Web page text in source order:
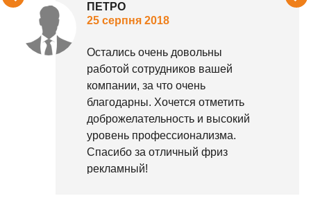
ПЕТРО
25 серпня 2018
Остались очень довольны
работой сотрудников вашей
компании, за что очень
благодарны. Хочется отметить
доброжелательность и высокий
уровень профессионализма.
Спасибо за отличный фриз
рекламный!